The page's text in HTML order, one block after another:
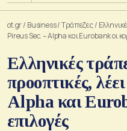
ot.gr/ Business/Τράπεζες/
Pireus Sec. – Alpha και Eurobank οι
Ελληνικές
προοπτικές,
Alpha και
επιλογές